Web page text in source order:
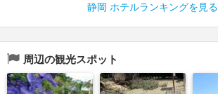
静岡 ホテルランキングを見る
周辺の観光スポット